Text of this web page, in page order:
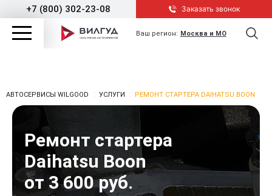
+7 (800) 302-23-08 Заказать звонок
Ваш регион: Москва и МО
АВТОСЕРВИСЫ WILGOOD УСЛУГИ РЕМОНТ СТАРТЕРА DAIHATSU BOON
Ремонт стартера
Daihatsu Boon
от 3 600 руб.